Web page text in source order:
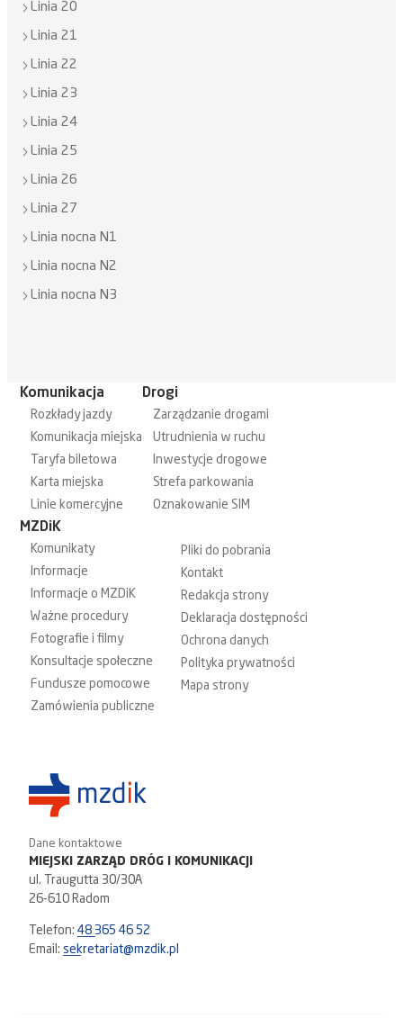
Linia 20
Linia 21
Linia 22
Linia 23
Linia 24
Linia 25
Linia 26
Linia 27
Linia nocna N1
Linia nocna N2
Linia nocna N3
Komunikacja
Rozkłady jazdy
Komunikacja miejska
Taryfa biletowa
Karta miejska
Linie komercyjne
Drogi
Zarządzanie drogami
Utrudnienia w ruchu
Inwestycje drogowe
Strefa parkowania
Oznakowanie SIM
MZDiK
Komunikaty
Informacje
Informacje o MZDiK
Ważne procedury
Fotografie i filmy
Konsultacje społeczne
Fundusze pomocowe
Zamówienia publiczne
Pliki do pobrania
Kontakt
Redakcja strony
Deklaracja dostępności
Ochrona danych
Polityka prywatności
Mapa strony
Dane kontaktowe
MIEJSKI ZARZĄD DRÓG I KOMUNIKACJI
ul. Traugutta 30/30A
26-610 Radom
Telefon:48 365 46 52
Email:sekretariat@mzdik.pl